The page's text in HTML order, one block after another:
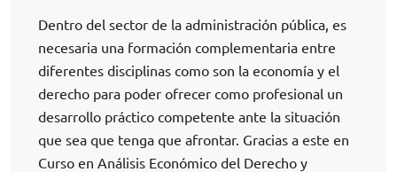
Dentro del sector de la administración pública, es
necesaria una formación complementaria entre
diferentes disciplinas como son la economía y el
derecho para poder ofrecer como profesional un
desarrollo práctico competente ante la situación
que sea que tenga que afrontar. Gracias a este en
Curso en Análisis Económico del Derecho y